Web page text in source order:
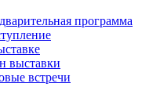
программа
выставки
встречи